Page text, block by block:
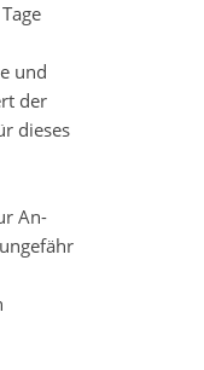
und
der
dieses
An­